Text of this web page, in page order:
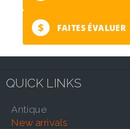
$ FAITES ÉVALUER
QUICK LINKS
antique
new arrivals